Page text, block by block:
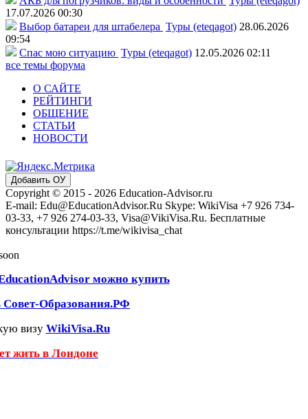
17.07.2026 00:30
Выбор батареи для штабелера Туры (eteqagot) 28.06.2026
09:54
Спас мою ситуацию Туры (eteqagot) 12.05.2026 02:11
все темы форума
О САЙТЕ
РЕЙТИНГИ
ОБЩЕНИЕ
СТАТЬИ
НОВОСТИ
Добавить ОУ
Copyright © 2015 - 2026 Education-Advisor.ru
E-mail: Edu@EducationAdvisor.Ru Skype: WikiVisa +7 926 734-
03-33, +7 926 274-03-33, Visa@VikiVisa.Ru. Бесплатные
консультации https://t.me/wikivisa_chat
можно купить
Совет-Образования.РФ
визу WikiVisa.Ru
жить в Лондоне